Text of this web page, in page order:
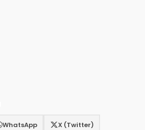
WhatsApp X (Twitter)